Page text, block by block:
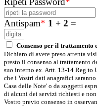
Antispam* 1 + 2 =
Consenso per il trattamento
Dichiaro di avere preso attenta
presto il consenso al trattamento
suo interno ex. Artt. 13-14
che i Vostri dati anagrafici
Casa delle Note' o da soggetti
di alcuni dei servizi richiesti e
Vostro previo consenso in